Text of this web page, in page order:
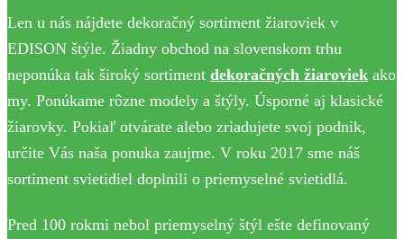
Len u nás nájdete dekoračný sortiment žiaroviek v
EDISON štýle. Žiadny obchod na slovenskom trhu
neponúka tak široký sortiment dekoračných žiaroviek ako
my. Ponúkame rôzne modely a štýly. Úsporné aj klasické
žiarovky. Pokiaľ otvárate alebo zriadujete svoj podnik,
určite Vás naša ponuka zaujme. V roku 2017 sme náš
sortiment svietidiel doplnili o priemyselné svietidlá.
Pred 100 rokmi nebol priemyselný štýl ešte definovaný